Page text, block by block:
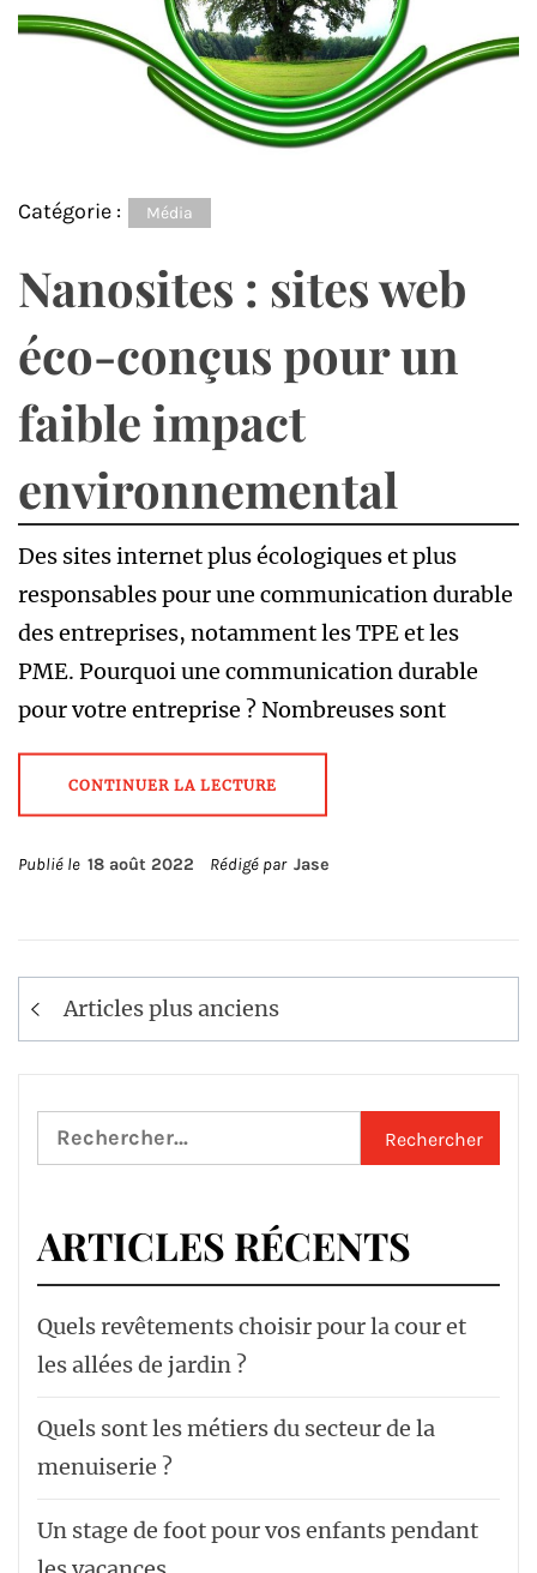
Catégorie : Média
Nanosites : sites web
éco-conçus pour un
faible impact
environnemental
Des sites internet plus écologiques et plus
responsables pour une communication durable
des entreprises, notamment les TPE et les
PME. Pourquoi une communication durable
pour votre entreprise ? Nombreuses sont
CONTINUER LA LECTURE
Publié le 18 août 2022 Rédigé par Jase
Navigation
des
Articles plus anciens
Rechercher :
ARTICLES RÉCENTS
Quels revêtements choisir pour la cour et
les allées de jardin ?
Quels sont les métiers du secteur de la
menuiserie ?
Un stage de foot pour vos enfants pendant